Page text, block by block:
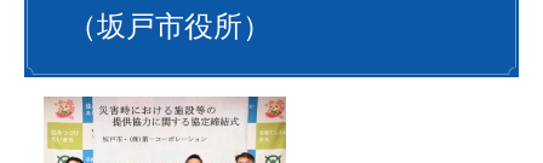
（坂戸市役所）